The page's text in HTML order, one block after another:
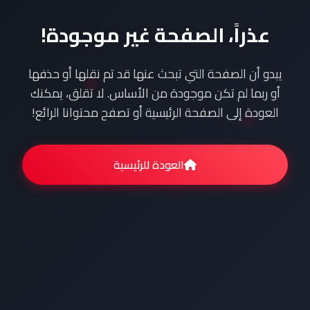
عذراً، الصفحة غير موجودة!
يبدو أن الصفحة التي تبحث عنها قد تم نقلها أو حذفها
أو ربما لم تكن موجودة من الأساس. لا تقلق، يمكنك
العودة إلى الصفحة الرئيسية أو تصفح محتوانا الرائع!
العودة للرئيسية